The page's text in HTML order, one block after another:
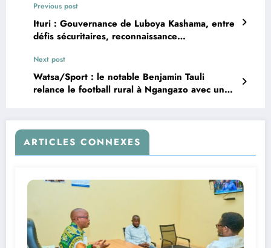
Previous post
Ituri : Gouvernance de Luboya Kashama, entre
défis sécuritaires, reconnaissance
de Joël Adirodu Ndey)
Next post
Watsa/Sport : le notable Benjamin Tauli
relance le football rural à Ngangazo avec un
ARTICLES CONNEXES